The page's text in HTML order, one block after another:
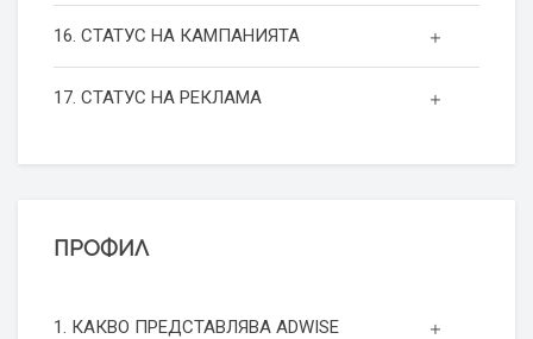
16. СТАТУС НА КАМПАНИЯТА
17. СТАТУС НА РЕКЛАМА
ПРОФИЛ
1. КАКВО ПРЕДСТАВЛЯВА ADWISE